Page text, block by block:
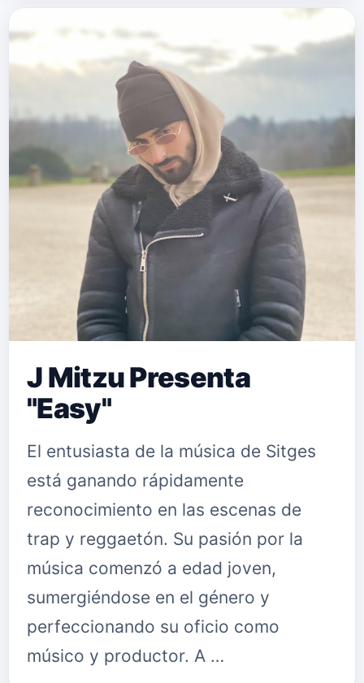
J Mitzu Presenta
"Easy"
El entusiasta de la música de Sitges
está ganando rápidamente
reconocimiento en las escenas de
trap y reggaetón. Su pasión por la
música comenzó a edad joven,
sumergiéndose en el género y
perfeccionando su oficio como
músico y productor. A …